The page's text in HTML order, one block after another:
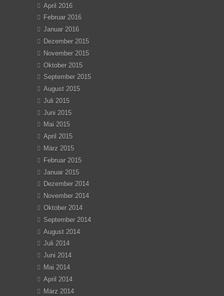
April 2016
Februar 2016
Januar 2016
Dezember 2015
November 2015
Oktober 2015
September 2015
August 2015
Juli 2015
Juni 2015
Mai 2015
April 2015
März 2015
Februar 2015
Januar 2015
Dezember 2014
November 2014
Oktober 2014
September 2014
August 2014
Juli 2014
Juni 2014
Mai 2014
April 2014
März 2014